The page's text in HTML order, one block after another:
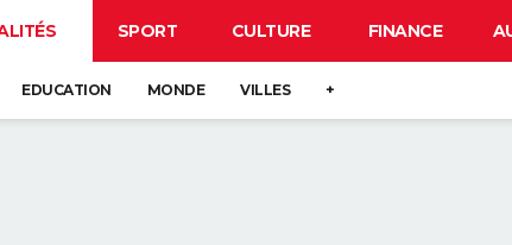
SPORT CULTURE FINANCE
EDUCATION MONDE VILLES +